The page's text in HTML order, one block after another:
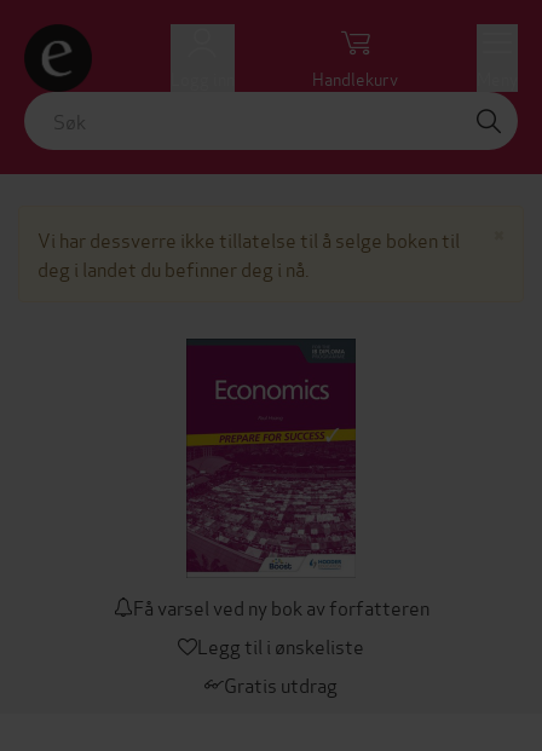
Handlekurv
Vi har dessverre ikke tillatelse til å selge boken til
deg i landet du befinner deg i nå.
Få varsel ved ny bok av forfatteren
Legg til i ønskeliste
Gratis utdrag